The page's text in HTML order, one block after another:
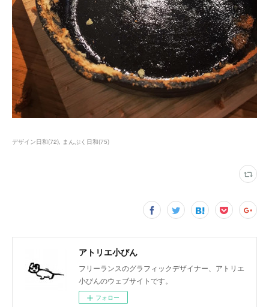
デザイン日和(72) まんぷく日和(75)
アトリエ小びん
フリーランスのグラフィックデザイナー、アトリエ
小びんのウェブサイトです。
フォロー